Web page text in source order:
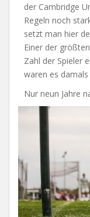
der Cambridge
Regeln noch
setzt man hier
Einer der
Zahl der Spieler
waren es
Nur neun Jahre